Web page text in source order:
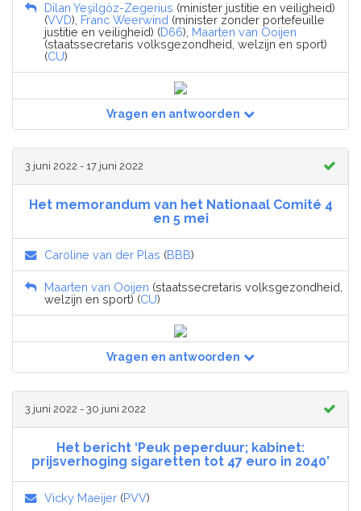
Dilan Yeşilgöz-Zegerius (minister justitie en veiligheid)
(VVD), Franc Weerwind (minister zonder portefeuille
justitie en veiligheid) (D66), Maarten van Ooijen
(staatssecretaris volksgezondheid, welzijn en sport)
(CU)
Vragen en antwoorden
3 juni 2022 - 17 juni 2022
Het memorandum van het Nationaal Comité 4
en 5 mei
Caroline van der Plas (BBB)
Maarten van Ooijen (staatssecretaris volksgezondheid,
welzijn en sport) (CU)
Vragen en antwoorden
3 juni 2022 - 30 juni 2022
Het bericht ‘Peuk peperduur; kabinet:
prijsverhoging sigaretten tot 47 euro in 2040’
Vicky Maeijer (PVV)